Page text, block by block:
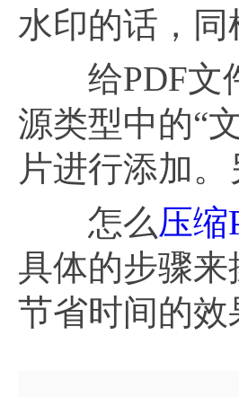
水印的话，同
给PDF文件
源类型中的“
片进行添加
怎么压缩
具体的步骤来
节省时间的效